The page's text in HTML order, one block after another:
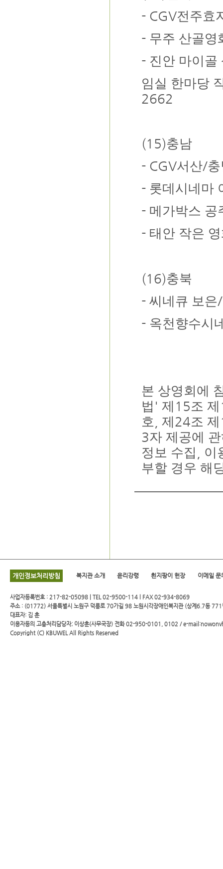
- CGV전주효
- 무주 산골영
- 진안 마이골
임실 한마당
2662
(15)충남
- CGV서산/
- 롯데시네마
- 메가박스 공
- 태안 작은
(16)충북
-씨네큐 보은/
- 옥천향수시
본 상영회에
법 '제 15조 제
호 ,제 24조 제
3자 제공에
정보 수집
이
부할 경우 해
개인정보처리방침 복지관 소개 윤리강령 흰지팡이 헌장 이메일 문
사업자등록번호 : 217-82-05098 | TEL 02-9500-114 l FAX 02-934-8069
주소 : (01772) 서울특별시 노원구 덕릉로 70가길 98 노원시각장애인복지관 (상계6.7동 771
대표자: 김 훈
이용자등의 고충처리담당자; 이상훈(사무국장) 전화 02-950-0101, 0102 / e-
Copyright (C) KBUWELAll Rights Reserved